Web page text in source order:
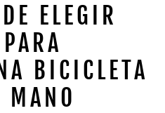
ELEGIR
BICICLETA
MANO